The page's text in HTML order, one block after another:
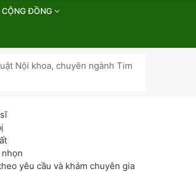
ĐỒNG
Nội khoa, chuyên ngành Tim
yêu cầu và khám chuyên gia